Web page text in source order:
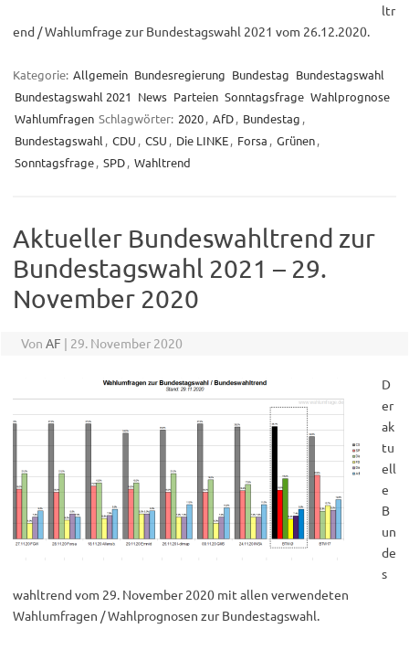
ltr
end / Wahlumfrage zur Bundestagswahl 2021 vom 26.12.2020.
Kategorie: Allgemein Bundesregierung Bundestag Bundestagswahl
Bundestagswahl 2021 News Parteien Sonntagsfrage Wahlprognose
Wahlumfragen Schlagwörter: 2020, AfD, Bundestag ,
Bundestagswahl , CDU , CSU , Die LINKE, Forsa , Grünen,
Sonntagsfrage, SPD, Wahltrend
Aktueller Bundeswahltrend zur
Bundestagswahl 2021 – 29.
November 2020
Von AF | 29. November 2020
D
er
ak
tu
ell
e
B
un
de
s
wahltrend vom 29. November 2020 mit allen verwendeten
Wahlumfragen / Wahlprognosen zur Bundestagswahl.